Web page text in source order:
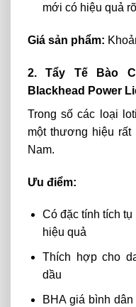
mới có hiệu quả
Giá sản phẩm:
2. Tẩy Tế Bào
Blackhead Power
Trong số các loại
một thương hiệu
Nam.
Ưu điểm:
Có đặc tính tích
hiệu quả
Thích hợp cho
dầu
BHA giá bình